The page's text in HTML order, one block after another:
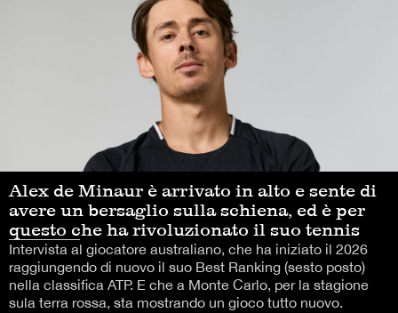
Alex de Minaur è arrivato in alto e sente di
avere un bersaglio sulla schiena, ed è per
questo che ha rivoluzionato il suo tennis
Intervista al giocatore australiano, che ha iniziato il 2026
raggiungendo di nuovo il suo Best Ranking (sesto posto)
nella classifica ATP. E che a Monte Carlo, per la stagione
sula terra rossa, sta mostrando un gioco tutto nuovo.